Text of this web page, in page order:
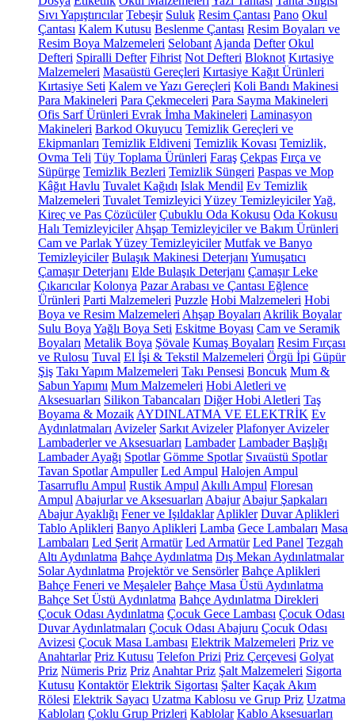
Sıvı Yapıştırıcılar Tebeşir Suluk Resim Çantası Pano Okul
Çantası Kalem Kutusu Beslenme Çantası Resim Boyaları ve
Resim Boya Malzemeleri Selobant Ajanda Defter Okul
Defteri Spiralli Defter Fihrist Not Defteri Bloknot Kırtasiye
Malzemeleri Masaüstü Gereçleri Kırtasiye Kağıt Ürünleri
Kırtasiye Seti Kalem ve Yazı Gereçleri Koli Bandı Makinesi
Para Makineleri Para Çekmeceleri Para Sayma Makineleri
Ofis Sarf Ürünleri Evrak İmha Makineleri Laminasyon
Makineleri Barkod Okuyucu Temizlik Gereçleri ve
Ekipmanları Temizlik Eldiveni Temizlik Kovası Temizlik,
Ovma Teli Tüy Toplama Ürünleri Faraş Çekpas Fırça ve
Süpürge Temizlik Bezleri Temizlik Süngeri Paspas ve Mop
Kâğıt Havlu Tuvalet Kağıdı Islak Mendil Ev Temizlik
Malzemeleri Tuvalet Temizleyici Yüzey TemizleyicilerYağ,
Kireç ve Pas Çözücüler Çubuklu Oda Kokusu Oda Kokusu
Halı Temizleyiciler Ahşap Temizleyiciler ve Bakım Ürünleri
Cam ve Parlak Yüzey Temizleyiciler Mutfak ve Banyo
Temizleyiciler Bulaşık Makinesi Deterjanı Yumuşatıcı
Çamaşır Deterjanı Elde Bulaşık Deterjanı Çamaşır Leke
Çıkarıcılar Kolonya Pazar Arabası ve Çantası Eğlence
Ürünleri Parti Malzemeleri Puzzle Hobi Malzemeleri Hobi
Boya ve Resim Malzemeleri Ahşap Boyaları Akrilik Boyalar
Sulu Boya Yağlı Boya Seti Eskitme Boyası Cam ve Seramik
Boyaları Metalik Boya Şövale Kumaş Boyaları Resim Fırçası
ve Rulosu Tuval El İşi & Tekstil Malzemeleri Örgü İpi Güpür
Şiş Takı Yapım Malzemeleri Takı Pensesi Boncuk Mum &
Sabun Yapımı Mum Malzemeleri Hobi Aletleri ve
Aksesuarları Silikon Tabancaları Diğer Hobi Aletleri Taş
Boyama & Mozaik AYDINLATMA VE ELEKTRİK Ev
Aydınlatmaları Avizeler Sarkıt Avizeler Plafonyer Avizeler
Lambaderler ve Aksesuarları Lambader Lambader Başlığı
Lambader Ayağı Spotlar Gömme Spotlar Sıvaüstü Spotlar
Tavan Spotlar Ampuller Led Ampul Halojen Ampul
Tasarruflu Ampul Rustik Ampul Akıllı Ampul Floresan
Ampul Abajurlar ve Aksesuarları Abajur Abajur Şapkaları
Abajur Ayaklığı Fener ve Işıldaklar Aplikler Duvar Aplikleri
Tablo Aplikleri Banyo Aplikleri Lamba Gece Lambaları Masa
Lambaları Led Şerit Armatür Led Armatür Led Panel Tezgah
Altı Aydınlatma Bahçe Aydınlatma Dış Mekan Aydınlatmalar
Solar Aydınlatma Projektör ve Sensörler Bahçe Aplikleri
Bahçe Feneri ve Meşaleler Bahçe Masa Üstü Aydınlatma
Bahçe Set Üstü Aydınlatma Bahçe Aydınlatma Direkleri
Çocuk Odası Aydınlatma Çocuk Gece Lambası Çocuk Odası
Duvar Aydınlatmaları Çocuk Odası Abajuru Çocuk Odası
Avizesi Çocuk Masa Lambası Elektrik Malzemeleri Priz ve
Anahtarlar Priz Kutusu Telefon Prizi Priz Çerçevesi Golyat
Priz Nümeris Priz Priz Anahtar Priz Şalt Malzemeleri Sigorta
Kutusu Kontaktör Elektrik Sigortası Şalter Kaçak Akım
Rölesi Elektrik Sayacı Uzatma Kablosu ve Grup Priz Uzatma
Kabloları Çoklu Grup Prizleri Kablolar Kablo Aksesuarları